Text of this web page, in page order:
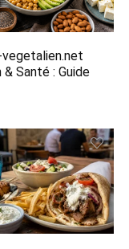
Santé : Guide